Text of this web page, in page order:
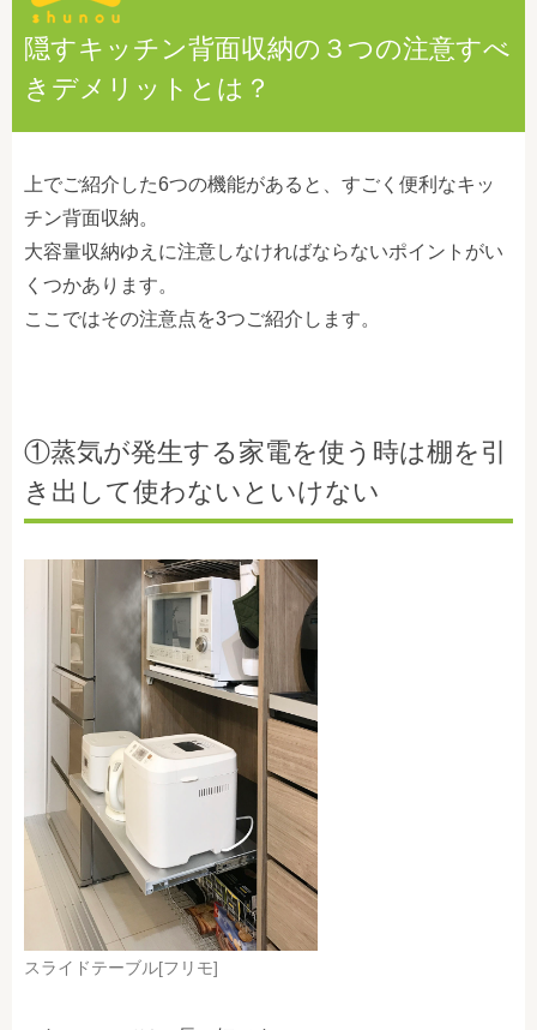
隠すキッチン背面収納の３つの注意すべ
きデメリットとは？
上でご紹介した6つの機能があると、すごく便利なキッ
チン背面収納。
大容量収納ゆえに注意しなければならないポイントがい
くつかあります。
ここではその注意点を3つご紹介します。
①蒸気が発生する家電を使う時は棚を引
き出して使わないといけない
スライドテーブル[フリモ]